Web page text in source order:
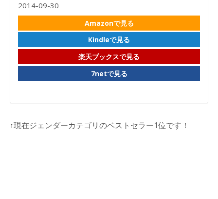
2014-09-30
Amazonで見る
Kindleで見る
楽天ブックスで見る
7netで見る
↑現在ジェンダーカテゴリのベストセラー1位です！